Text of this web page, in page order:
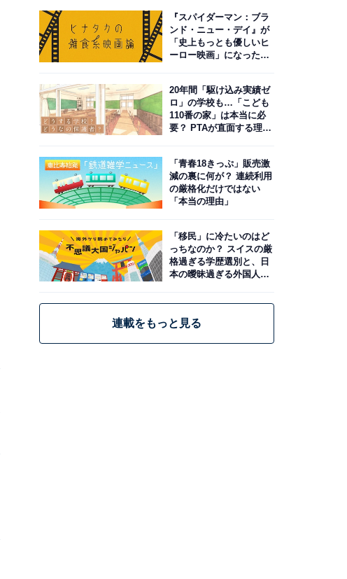
『スパイダーマン：ブラ
ンド・ニュー・デイ』が
「史上もっとも優しいヒ
ーロー映画」になった理
20年間「駆け込み実績ゼ
ロ」の学校も…「こども
110番の家」は本当に必
要？ PTAが直面する理想
「青春18きっぷ」販売激
減の裏に何が？ 連続利用
の厳格化だけではない
「本当の理由」
「移民」に冷たいのはど
っちなのか？ スイスの厳
格過ぎる学歴選別と、日
本の曖昧過ぎる外国人政
連載をもっと見る